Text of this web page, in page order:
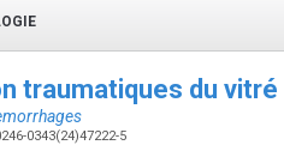
traumatiques du vitré
0343(24)47222-5